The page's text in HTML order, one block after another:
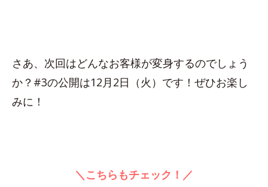
さあ、次回はどんなお客様が変身するのでしょう
か？#3の公開は12月2日（火）です！ぜひお楽し
みに！
＼こちらもチェック！／